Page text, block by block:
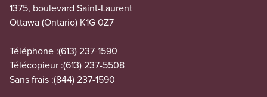
1375, boulevard Saint-Laurent
Ottawa (Ontario) K1G 0Z7
Téléphone :(613) 237-1590
Télécopieur :(613) 237-5508
Sans frais :(844) 237-1590